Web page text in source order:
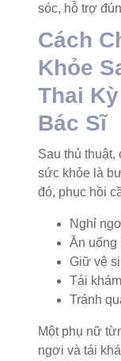
sóc, hỗ trợ
Cách
Khỏe
Thai
Bác Sĩ
Sau thủ
sức khỏe là
đó, phục hồi
Nghỉ
Ăn uống
Giữ vệ
Tái
Tránh
Một phụ nữ
ngơi và tái